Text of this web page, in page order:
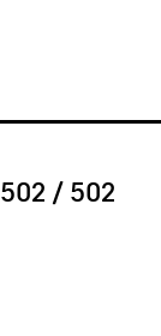
502 / 502